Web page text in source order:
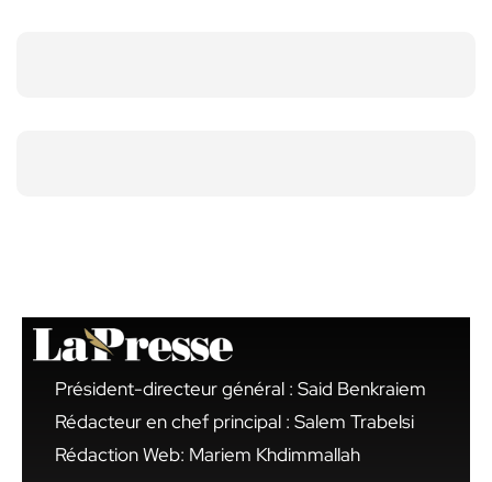
Président-directeur général : Said Benkraiem
Rédacteur en chef principal : Salem Trabelsi
Rédaction Web: Mariem Khdimmallah